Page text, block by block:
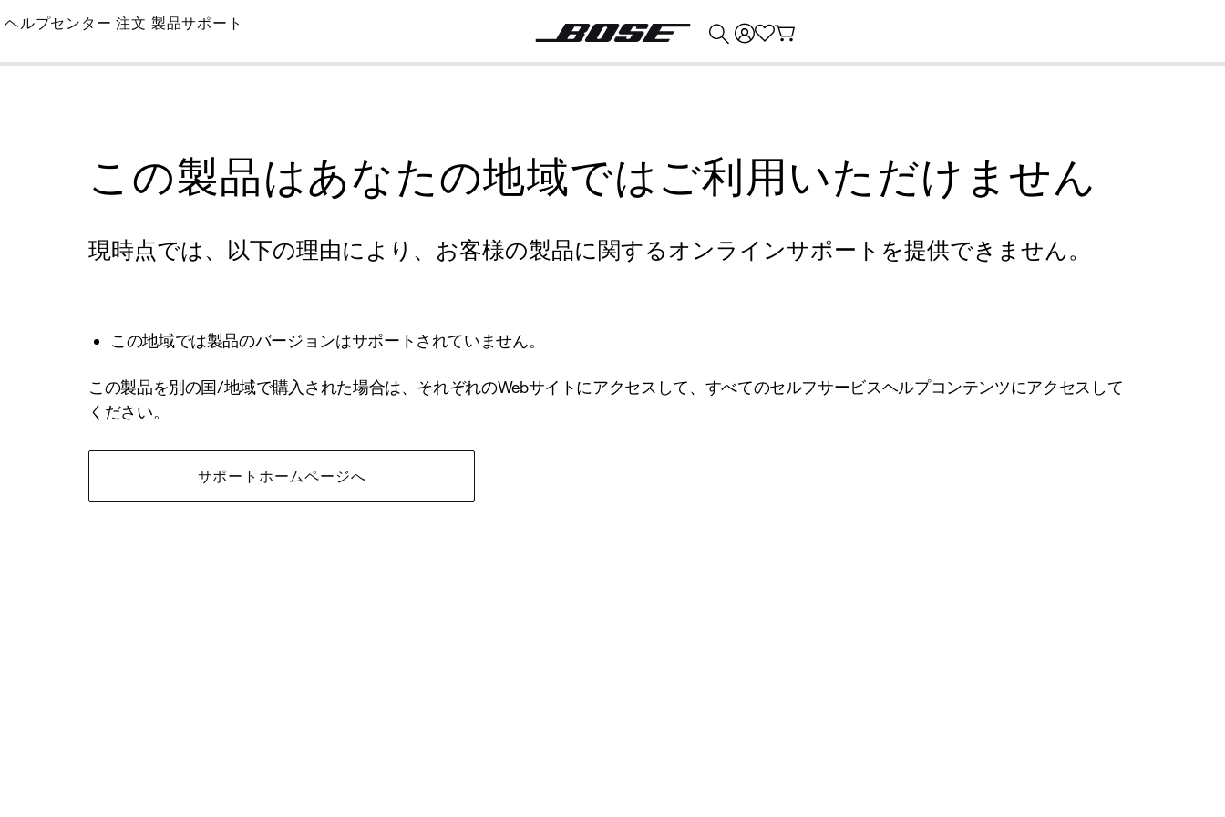
Skip
Main
ヘルプセンター 注文 製品サポート
この製品はあなたの地域ではご利用いただけません
現時点では、以下の理由により、お客様の製品に関するオンラインサポートを提供できません。
この地域では製品のバージョンはサポートされていません。
この製品を別の国/地域で購入された場合は、それぞれのWebサイトにアクセスして、すべてのセルフサービスヘルプコンテンツにアクセスして
ください。
サポートホームページへ